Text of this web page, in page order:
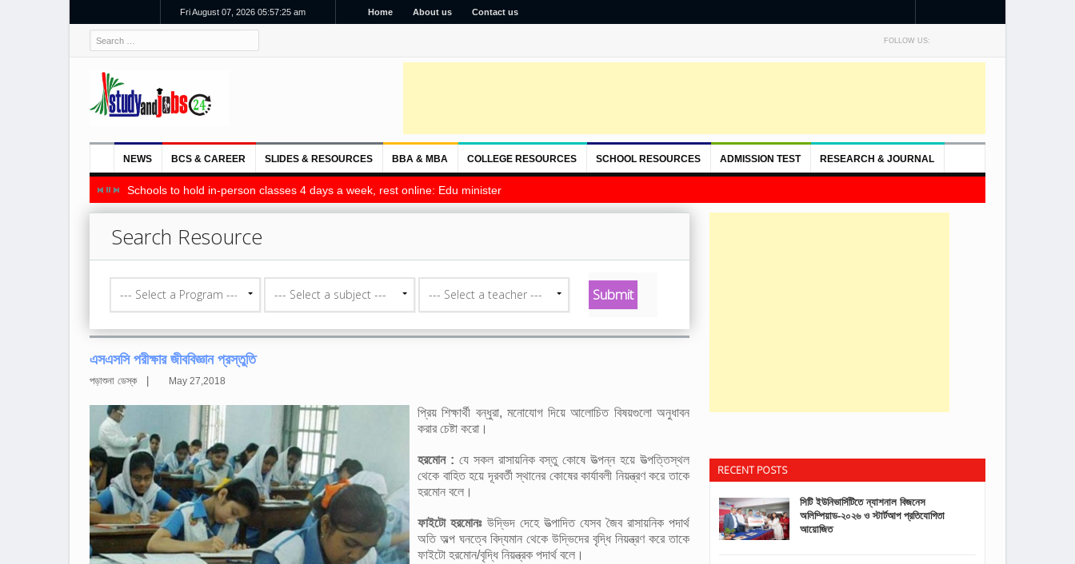
Fri August 07, 2026 05:57:25 am Home About us Contact us
FOLLOW US:
NEWS BCS & CAREER SLIDES & RESOURCES BBA & MBA COLLEGE RESOURCES SCHOOL RESOURCES ADMISSION TEST RESEARCH & JOURNAL
Schools to hold in-person classes 4 days a week, rest online: Edu minister
Search Resource
--- Select a Program --- --- Select a subject --- --- Select a teacher ---
এসএসসি পরীক্ষার জীববিজ্ঞান প্রস্তুতি
পড়াশুনা ডেস্ক | May 27,2018
প্রিয় শিক্ষার্থী বন্ধুরা, মনোযোগ দিয়ে আলোচিত বিষয়গুলো অনুধাবন
করার চেষ্টা করো।
হরমোন : যে সকল রাসায়নিক বস্তু কোষে উত্পন্ন হয়ে উত্পত্তিস্থল
থেকে বাহিত হয়ে দূরবর্তী স্থানের কোষের কার্যাবলী নিয়ন্ত্রণ করে তাকে
হরমোন বলে।
ফাইটো হরমোনঃউদ্ভিদ দেহে উত্পাদিত যেসব জৈব রাসায়নিক পদার্থ
অতি অল্প ঘনত্বে বিদ্যমান থেকে উদ্ভিদের বৃদ্ধি নিয়ন্ত্রণ করে তাকে
ফাইটো হরমোন/বৃদ্ধি নিয়ন্ত্রক পদার্থ বলে।
RECENT POSTS
সিটি ইউনিভার্সিটিতে ন্যাশনাল বিজনেস
অলিম্পিয়াড-২০২৬ ও স্টার্টআপ প্রতিযোগিতা
আয়োজিত